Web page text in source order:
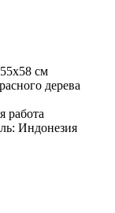
см
дерева
работа
Индонезия